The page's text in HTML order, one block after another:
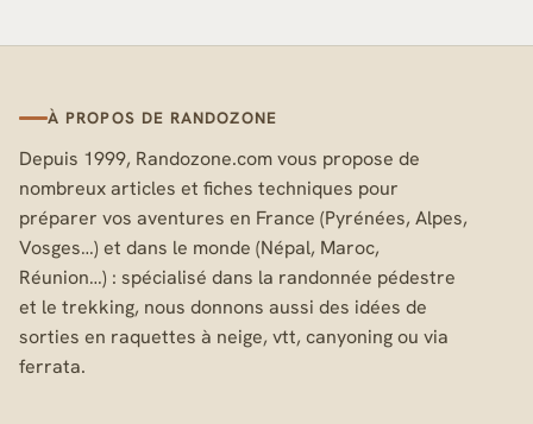
À PROPOS DE RANDOZONE
Depuis 1999, Randozone.com vous propose de
nombreux articles et fiches techniques pour
préparer vos aventures en France (Pyrénées, Alpes,
Vosges…) et dans le monde (Népal, Maroc,
Réunion…) : spécialisé dans la randonnée pédestre
et le trekking, nous donnons aussi des idées de
sorties en raquettes à neige, vtt, canyoning ou via
ferrata.